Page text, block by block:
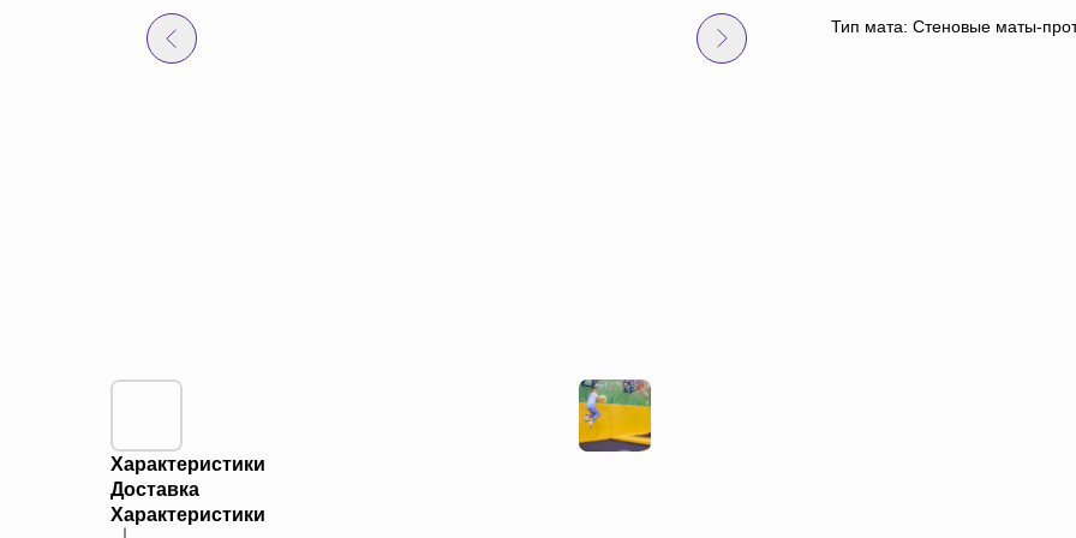
Тип мата: Стеновые маты-
Характеристики
Доставка
Характеристики